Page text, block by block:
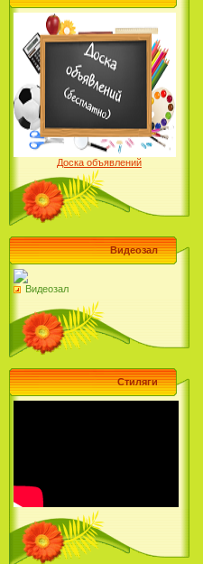
Доска объявлений
Видеозал
Видеозал
Стиляги